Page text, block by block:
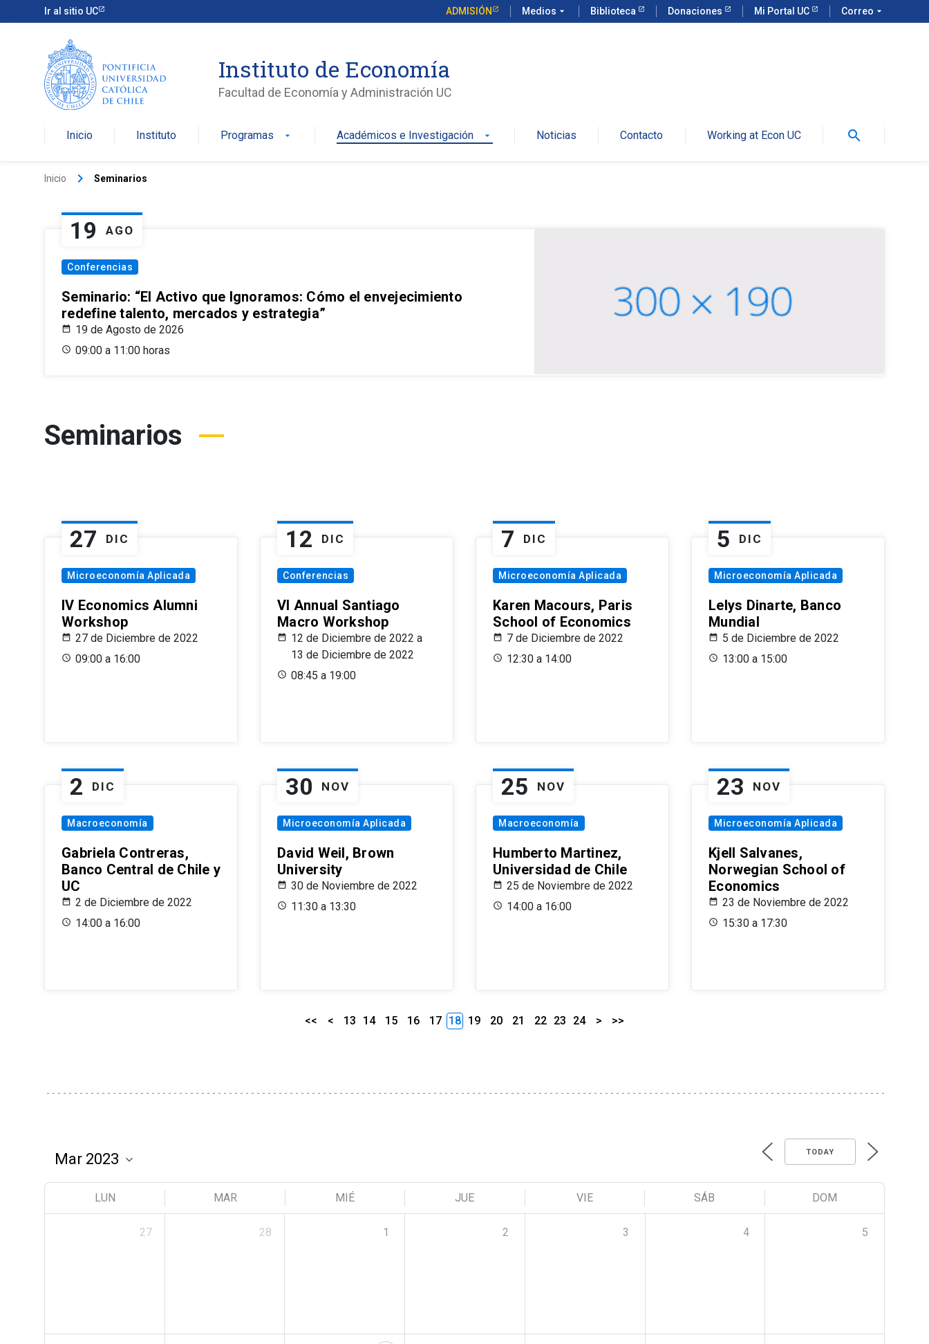
Ir al sitio UC ADMISIÓN Medios arrow_drop_down Biblioteca Donaciones Mi Portal UC Correo arrow_drop_down
Instituto de Economía
Facultad de Economía y Administración UC
Inicio Instituto Programas arrow_drop_down Académicos e Investigación arrow_drop_down Noticias Contacto Working at Econ UC search
Inicio keyboard_arrow_right Seminarios
19 AGO
Conferencias
Seminario: “El Activo que Ignoramos: Cómo el envejecimiento
redefine talento, mercados y estrategia”
19 de Agosto de 2026
09:00 a 11:00 horas
Seminarios
27 DIC
Microeconomía Aplicada
IV Economics Alumni
Workshop
27 de Diciembre de 2022
09:00 a 16:00
12 DIC
Conferencias
VI Annual Santiago
Macro Workshop
12 de Diciembre de 2022 a
13 de Diciembre de 2022
08:45 a 19:00
7 DIC
Microeconomía Aplicada
Karen Macours, Paris
School of Economics
7 de Diciembre de 2022
12:30 a 14:00
5 DIC
Microeconomía Aplicada
Lelys Dinarte, Banco
Mundial
5 de Diciembre de 2022
13:00 a 15:00
2 DIC
Macroeconomía
Gabriela Contreras,
Banco Central de Chile y
UC
2 de Diciembre de 2022
14:00 a 16:00
30 NOV
Microeconomía Aplicada
David Weil, Brown
University
30 de Noviembre de 2022
11:30 a 13:30
25 NOV
Macroeconomía
Humberto Martinez,
Universidad de Chile
25 de Noviembre de 2022
14:00 a 16:00
23 NOV
Microeconomía Aplicada
Kjell Salvanes,
Norwegian School of
Economics
23 de Noviembre de 2022
15:30 a 17:30
<< < 13 14 15 16 17 18 19 20 21 22 23 24 > >>
TODAY
LUN MAR MIÉ JUE VIE SÁB DOM
27 28 1 2 3 4 5